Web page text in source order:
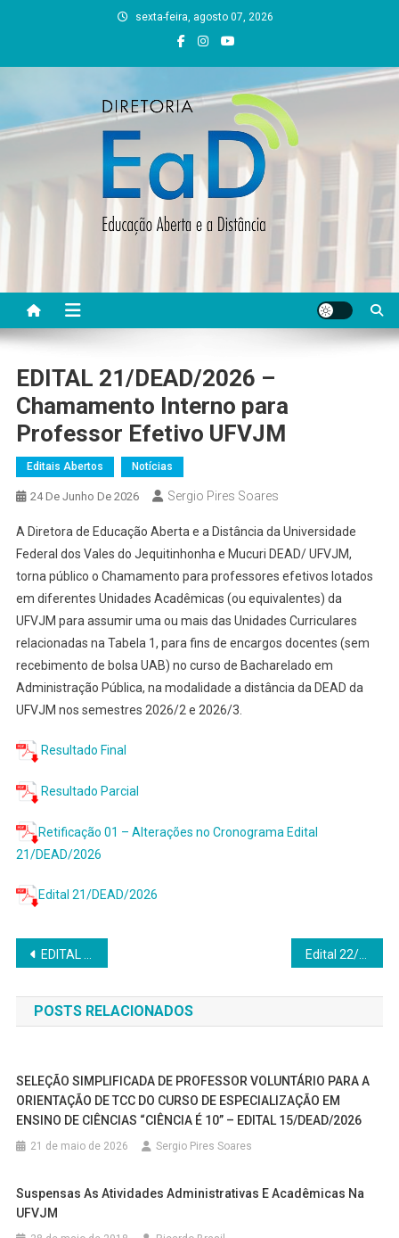
sexta-feira, agosto 07, 2026
DEAD UFVJM
EDITAL 21/DEAD/2026 –
Chamamento Interno para
Professor Efetivo UFVJM
Editais Abertos Notícias
24 De Junho De 2026 Sergio Pires Soares
A Diretora de Educação Aberta e a Distância da Universidade
Federal dos Vales do Jequitinhonha e Mucuri DEAD/ UFVJM,
torna público o Chamamento para professores efetivos lotados
em diferentes Unidades Acadêmicas (ou equivalentes) da
UFVJM para assumir uma ou mais das Unidades Curriculares
relacionadas na Tabela 1, para fins de encargos docentes (sem
recebimento de bolsa UAB) no curso de Bacharelado em
Administração Pública, na modalidade a distância da DEAD da
UFVJM nos semestres 2026/2 e 2026/3.
Resultado Final
Resultado Parcial
Retificação 01 – Alterações no Cronograma Edital
21/DEAD/2026
Edital 21/DEAD/2026
Navegação
de
Post
EDITAL 19/DEAD/2026 – Processo seletivo para Professor Formador da Especialização de Educação em Direitos Humanos – EDH
POSTS RELACIONADOS
SELEÇÃO SIMPLIFICADA DE PROFESSOR VOLUNTÁRIO PARA A
ORIENTAÇÃO DE TCC DO CURSO DE ESPECIALIZAÇÃO EM
ENSINO DE CIÊNCIAS “CIÊNCIA É 10” – EDITAL 15/DEAD/2026
21 de maio de 2026 Sergio Pires Soares
Suspensas As Atividades Administrativas E Acadêmicas Na
UFVJM